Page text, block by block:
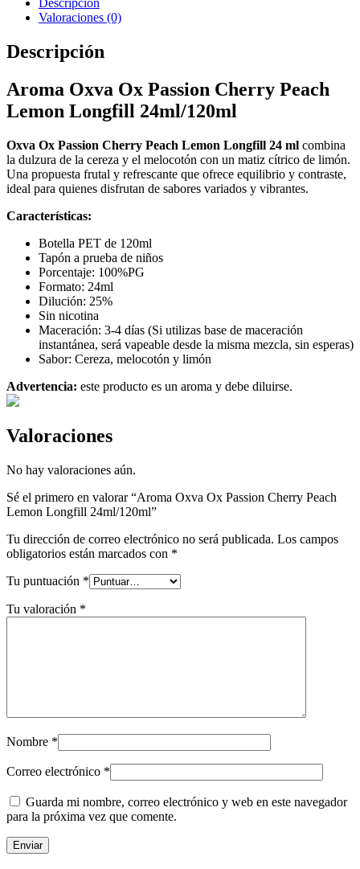
Valoraciones (0)
Descripción
Aroma Oxva Ox Passion Cherry Peach
Lemon Longfill 24ml/120ml
Oxva Ox Passion Cherry Peach Lemon Longfill 24 ml combina
la dulzura de la cereza y el melocotón con un matiz cítrico de limón.
Una propuesta frutal y refrescante que ofrece equilibrio y contraste,
ideal para quienes disfrutan de sabores variados y vibrantes.
Características:
Botella PET de 120ml
Tapón a prueba de niños
Porcentaje: 100%PG
Formato: 24ml
Dilución: 25%
Sin nicotina
Maceración: 3-4 días (Si utilizas base de maceración
instantánea, será vapeable desde la misma mezcla, sin esperas)
Sabor: Cereza, melocotón y limón
Advertencia: este producto es un aroma y debe diluirse.
Valoraciones
No hay valoraciones aún.
Sé el primero en valorar “Aroma Oxva Ox Passion Cherry Peach
Lemon Longfill 24ml/120ml”
Tu dirección de correo electrónico no será publicada. Los campos
obligatorios están marcados con *
Tu puntuación *
Tu valoración *
Nombre *
Correo electrónico *
Guarda mi nombre, correo electrónico y web en este navegador
para la próxima vez que comente.